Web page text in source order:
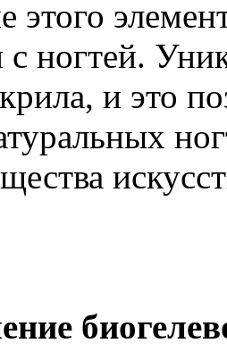
этого
с ногтей.
и это